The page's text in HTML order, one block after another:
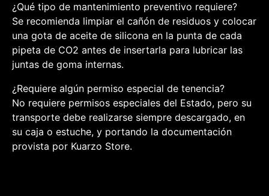
¿Qué tipo de mantenimiento preventivo requiere?
Se recomienda limpiar el cañón de residuos y colocar
una gota de aceite de silicona en la punta de cada
pipeta de CO2 antes de insertarla para lubricar las
juntas de goma internas.
¿Requiere algún permiso especial de tenencia?
No requiere permisos especiales del Estado, pero su
transporte debe realizarse siempre descargado, en
su caja o estuche, y portando la documentación
provista por Kuarzo Store.